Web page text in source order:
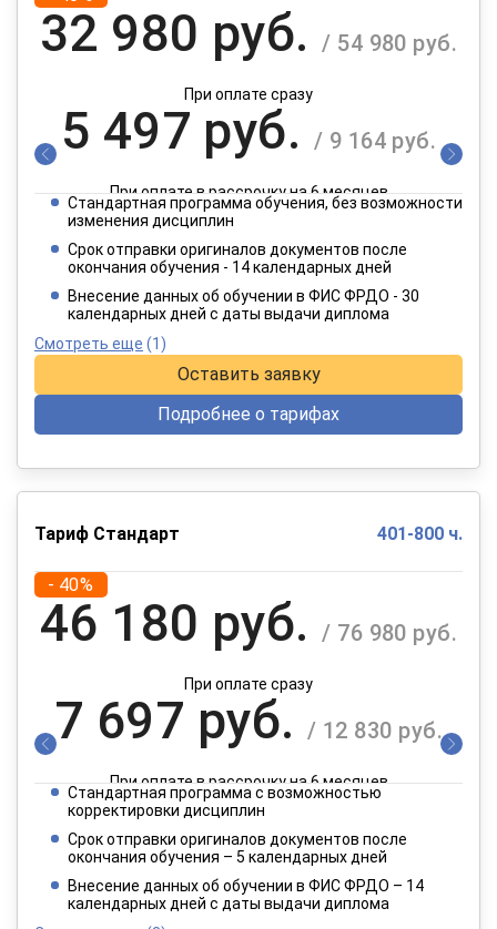
32 980 руб. / 54 980 руб.
При оплате сразу
5 497 руб. / 9 164 руб.
При оплате в рассрочку на 6 месяцев
2 749 руб.
При оплате в рассрочку на 12 месяцев
Стандартная программа обучения, без возможности
изменения дисциплин
Срок отправки оригиналов документов после
окончания обучения - 14 календарных дней
Внесение данных об обучении в ФИС ФРДО - 30
календарных дней с даты выдачи диплома
Смотреть еще (1)
Оставить заявку
Подробнее о тарифах
Тариф Стандарт 401-800 ч.
- 40%
46 180 руб. / 76 980 руб.
При оплате сразу
7 697 руб. / 12 830 руб.
При оплате в рассрочку на 6 месяцев
3 849 руб.
При оплате в рассрочку на 12 месяцев
Стандартная программа с возможностью
корректировки дисциплин
Срок отправки оригиналов документов после
окончания обучения – 5 календарных дней
Внесение данных об обучении в ФИС ФРДО – 14
календарных дней с даты выдачи диплома